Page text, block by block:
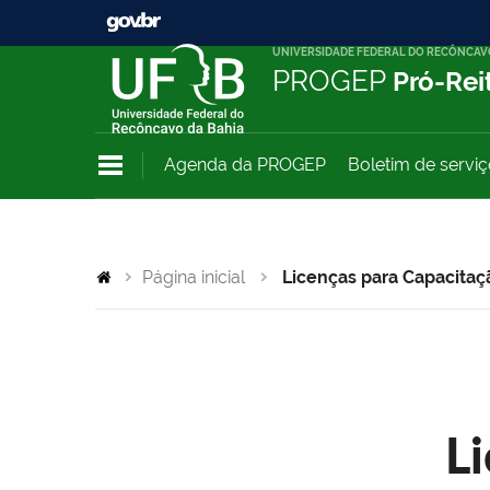
UNIVERSIDADE FEDERAL DO
PROGEP Pró-
Agenda da PROGEP Boletim de
Página inicial Licenças para